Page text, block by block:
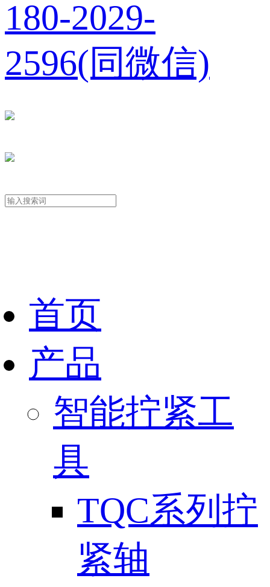
180-2029-
2596(同微信)
首页
产品
智能拧紧工
具
TQC系列拧
紧轴